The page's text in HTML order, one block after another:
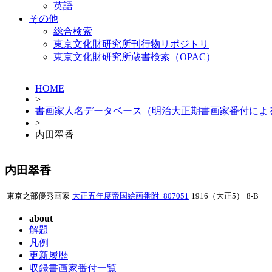
英語
その他
総合検索
東京文化財研究所刊行物リポジトリ
東京文化財研究所蔵書検索（OPAC）
HOME
>
書画家人名データベース（明治大正期書画家番付によ
>
内田翠香
内田翠香
東京之部優秀画家 大正五年度帝国絵画番附_807051 1916（大正5） 8-B
about
解題
凡例
更新履歴
収録書画家番付一覧